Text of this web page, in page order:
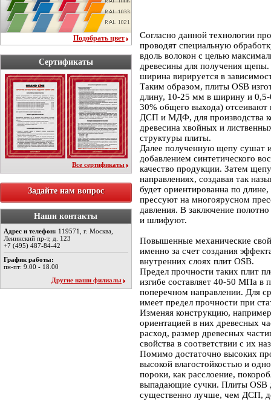
Подобрать цвет
Сертификаты
Все сертификаты
Задайте нам вопрос
Наши контакты
Адрес и телефон: 119571, г. Москва,
Ленинский пр-т, д. 123
+7 (495) 487-84-42
График работы:
пн-пт: 9.00 - 18.00
Другие наши филиалы
Согласно данной технологии
проводят специальную
вдоль волокон с целью
древесины для получения
ширина вирируется в
Таким образом, плиты OSB
длину, 10-25 мм в ширину и
30% общего выхода) отсеивают
ДСП и МДФ, для производства
древесина хвойных и
структуры плиты.
Далее полученную щепу сушат
добавлением синтетического
качество продукции. Затем
направлениях, создавая так
будет ориентированна по
прессуют на многоярусном
давления. В заключение
и шлифуют.
Повышенные механические
именно за счет создания
внутренних слоях плит OSB.
Предел прочности таких плит
изгибе составляет 40-50 МПа
поперечном направлении. Для
имеет предел прочности при
Изменяя конструкцию,
ориентацией в них древесных
расход, размер древесных
свойства в соответствии с их
Помимо достаточно высоких
высокой влагостойкостью и
пороки, как расслоение,
выпадающие сучки. Плиты OSB
существенно лучше, чем ДСП,